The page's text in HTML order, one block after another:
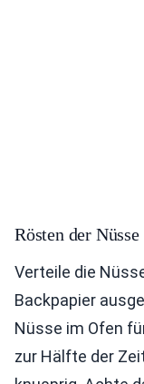
Rösten der Nüsse
Verteile die
Backpapier
Nüsse im Ofen
zur Hälfte der